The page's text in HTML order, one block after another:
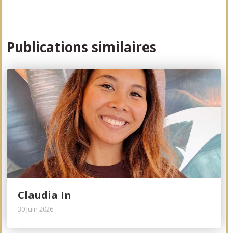
Publications similaires
Claudia In
30 Juin 2026